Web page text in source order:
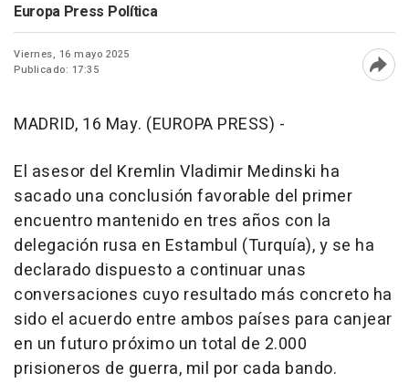
Europa Press Política
Viernes, 16 mayo 2025
Publicado: 17:35
MADRID, 16 May. (EUROPA PRESS) -
El asesor del Kremlin Vladimir Medinski ha
sacado una conclusión favorable del primer
encuentro mantenido en tres años con la
delegación rusa en Estambul (Turquía), y se ha
declarado dispuesto a continuar unas
conversaciones cuyo resultado más concreto ha
sido el acuerdo entre ambos países para canjear
en un futuro próximo un total de 2.000
prisioneros de guerra, mil por cada bando.